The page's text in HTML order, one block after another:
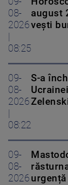
08-
2026
08:25
august
vești
09-
08-
2026
08:22
S-a
09-
08-
2026